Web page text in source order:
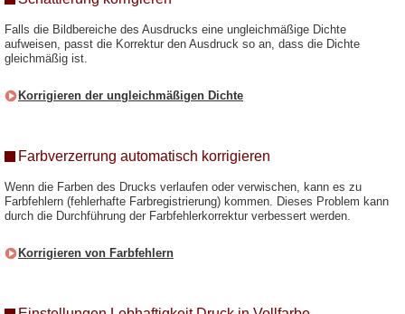
Falls die Bildbereiche des Ausdrucks eine ungleichmäßige Dichte
aufweisen, passt die Korrektur den Ausdruck so an, dass die Dichte
gleichmäßig ist.
Korrigieren der ungleichmäßigen Dichte
Farbverzerrung automatisch korrigieren
Wenn die Farben des Drucks verlaufen oder verwischen, kann es zu
Farbfehlern (fehlerhafte Farbregistrierung) kommen. Dieses Problem kann
durch die Durchführung der Farbfehlerkorrektur verbessert werden.
Korrigieren von Farbfehlern